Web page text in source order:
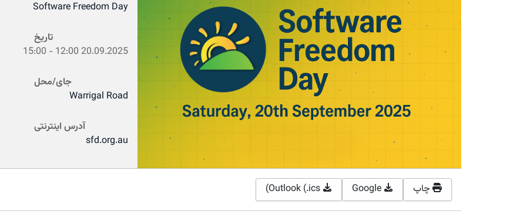
Software Freedom Day
تاریخ
20.09.2025
12:00
-
15:00
جای/محل
Warrigal Road
آدرس اینترنتی
sfd.org.au